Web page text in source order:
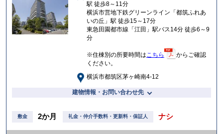
駅 徒歩8～11分
横浜市営地下鉄グリーンライン「都筑ふれあ
いの丘」駅 徒歩15～17分
東急田園都市線「江田」駅バス14分 徒歩6～9
分
※住棟別の所要時間はこちら
からご確認
ください。
横浜市都筑区茅ヶ崎南4-12
建物情報・お問い合わせ先
敷金 2か月 礼金・仲介手数料・更新料・保証人 ナシ